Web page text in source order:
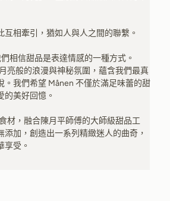
互相牽引，猶如人與人之間的聯繫。
相信甜品是表達情感的一種方式。
亮般的浪漫與神秘氛圍，蘊含我們最真
。我們希望 Månen 不僅於滿足味蕾的甜
的美好回憶。
材，融合陳月平師傅的大師級甜品工
添加，創造出一系列精緻迷人的曲奇，
享受。